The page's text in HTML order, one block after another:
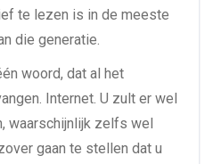
te lezen is in de meeste
die generatie.
woord, dat al het
Internet. U zult er wel
waarschijnlijk zelfs wel
gaan te stellen dat u